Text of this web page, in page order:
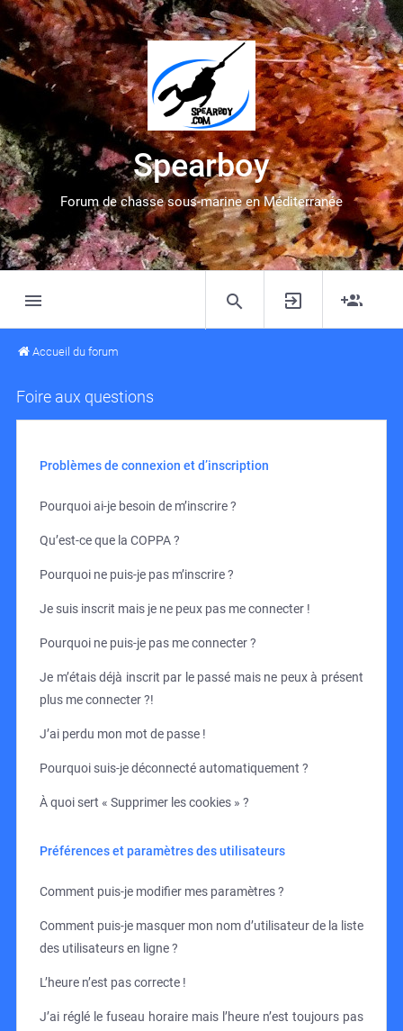
Spearboy
Forum de chasse sous-marine en Méditerranée
Accueil du forum
Foire aux questions
Problèmes de connexion et d’inscription
Pourquoi ai-je besoin de m’inscrire ?
Qu’est-ce que la COPPA ?
Pourquoi ne puis-je pas m’inscrire ?
Je suis inscrit mais je ne peux pas me connecter !
Pourquoi ne puis-je pas me connecter ?
Je m’étais déjà inscrit par le passé mais ne peux à présent
plus me connecter ?!
J’ai perdu mon mot de passe !
Pourquoi suis-je déconnecté automatiquement ?
À quoi sert « Supprimer les cookies » ?
Préférences et paramètres des utilisateurs
Comment puis-je modifier mes paramètres ?
Comment puis-je masquer mon nom d’utilisateur de la liste
des utilisateurs en ligne ?
L’heure n’est pas correcte !
J’ai réglé le fuseau horaire mais l’heure n’est toujours pas